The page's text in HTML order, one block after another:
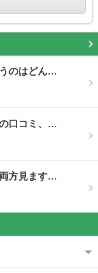
のはどん…
口コミ、…
方見ます…